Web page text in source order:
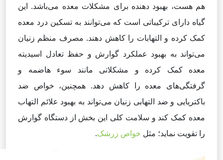
هم هست، بهبود دهنده برای مشکلات معده می‌باشد. این
گیاه دارای ترکیباتی است که می‌توانند به تسکین درد معده
کمک کرده و التهابات را کاهش دهند. مصرف منظم زنیان
می‌تواند به بهبود عملکرد گوارش و حفظ تعادل اسیدیته
معده کمک کرده و مشکلاتی مانند سوء هاضمه و
گرفتگی‌های معده را کاهش دهد. همچنین، خواص ضد
باکتریایی و ضد التهابی زنیان می‌تواند به بهبود علائم التهاب
معده کمک کند و سلامت کلی این بخش از دستگاه گوارش
را تقویت نماید؛ مثل خواص زرشک.